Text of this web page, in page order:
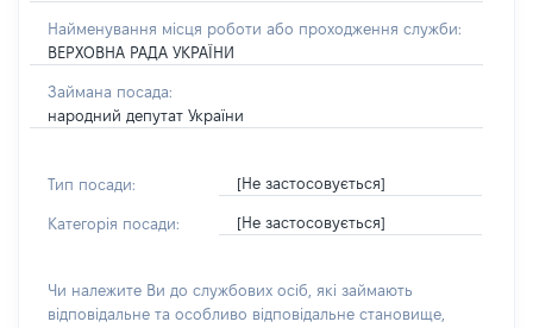
Найменування місця роботи або проходження служби:
ВЕРХОВНА РАДА УКРАЇНИ
Займана посада:
народний депутат України
Тип посади: [Не застосовується]
Категорія посади: [Не застосовується]
Чи належите Ви до службових осіб, які займають
відповідальне та особливо відповідальне становище,